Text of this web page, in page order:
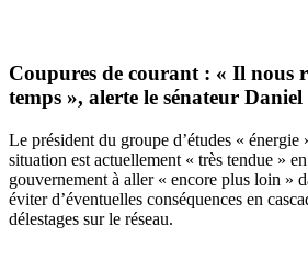
Coupures de courant : « Il nous
temps », alerte le sénateur
Le président du groupe d’études « énergie
situation est actuellement « très tendue »
gouvernement à aller « encore plus loin »
éviter d’éventuelles conséquences en
délestages sur le réseau.